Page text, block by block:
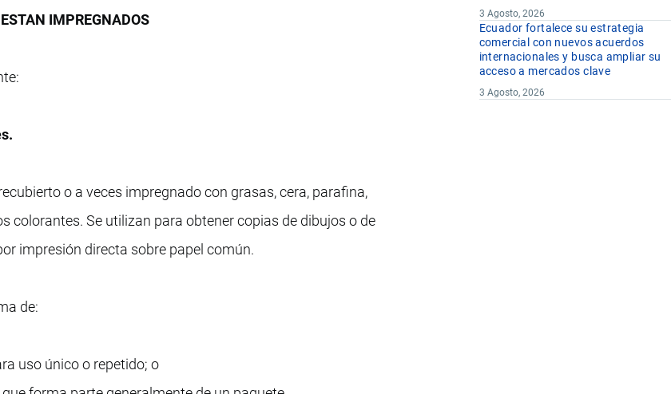
IMPREGNADOS
o a veces impregnado con grasas, cera, parafina,
colorantes. Se utilizan para obtener copias de dibujos o de
impresión directa sobre papel común.
de:
uso único o repetido; o
3 Agosto, 2026
Ecuador fortalece su estrategia
comercial con nuevos acuerdos
internacionales y busca ampliar su
acceso a mercados clave
3 Agosto, 2026